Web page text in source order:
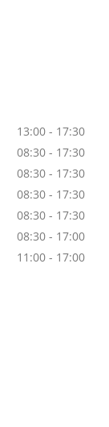
13:00 - 17:30
08:30 - 17:30
08:30 - 17:30
08:30 - 17:30
08:30 - 17:30
08:30 - 17:00
11:00 - 17:00